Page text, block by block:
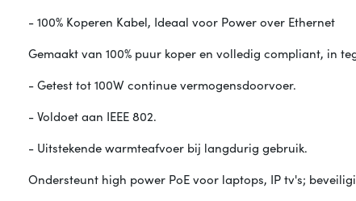
- 100% Koperen Kabel, Ideaal voor Power over Ethernet
Gemaakt van 100% puur koper en volledig compliant, in
- Getest tot 100W continue vermogensdoorvoer.
- Voldoet aan IEEE 802.
- Uitstekende warmteafvoer bij langdurig gebruik.
Ondersteunt high power PoE voor laptops, IP tv's;